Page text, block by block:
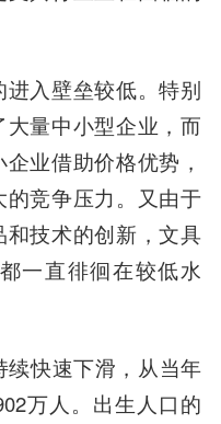
入壁垒较低。特别
量中小型企业，而
业借助价格优势，
竞争压力。又由于
技术的创新，文具
一直徘徊在较低水
续快速下滑，从当年
万人。出生人口的